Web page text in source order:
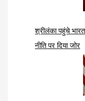
श्रीलंका पहुंचे
नीति पर दिया जोर